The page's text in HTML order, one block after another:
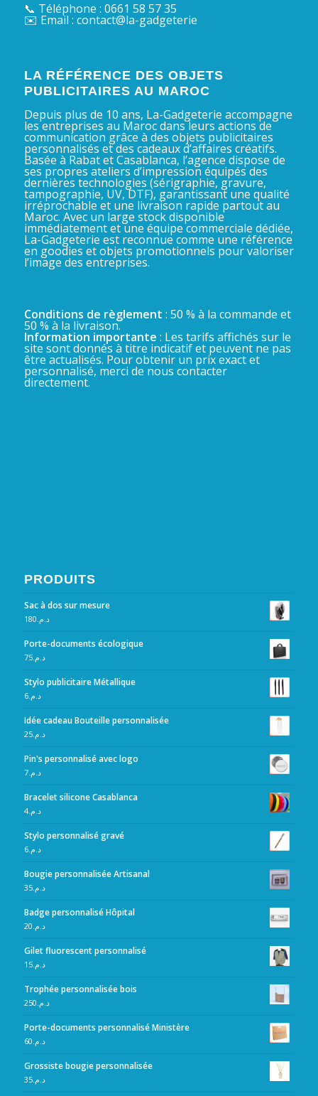
📞 Téléphone : 0661 58 57 35
✉️ Email : contact@la-gadgeterie
LA RÉFÉRENCE DES OBJETS
PUBLICITAIRES AU MAROC
Depuis plus de 10 ans, La-Gadgeterie accompagne
les entreprises au Maroc dans leurs actions de
communication grâce à des objets publicitaires
personnalisés et des cadeaux d’affaires créatifs.
Basée à Rabat et Casablanca, l’agence dispose de
ses propres ateliers d’impression équipés des
dernières technologies (sérigraphie, gravure,
tampographie, UV, DTF), garantissant une qualité
irréprochable et une livraison rapide partout au
Maroc. Avec un large stock disponible
immédiatement et une équipe commerciale dédiée,
La-Gadgeterie est reconnue comme une référence
en goodies et objets promotionnels pour valoriser
l’image des entreprises.
Conditions de règlement : 50 % à la commande et
50 % à la livraison.
Information importante : Les tarifs affichés sur le
site sont donnés à titre indicatif et peuvent ne pas
être actualisés. Pour obtenir un prix exact et
personnalisé, merci de nous contacter
directement.
PRODUITS
Sac à dos sur mesure
د.م.180
Porte-documents écologique
د.م.75
Stylo publicitaire Métallique
د.م.6
Idée cadeau Bouteille personnalisée
د.م.25
Pin's personnalisé avec logo
د.م.7
Bracelet silicone Casablanca
د.م.4
Stylo personnalisé gravé
د.م.6
Bougie personnalisée Artisanal
د.م.35
Badge personnalisé Hôpital
د.م.20
Gilet fluorescent personnalisé
د.م.15
Trophée personnalisée bois
د.م.250
Porte-documents personnalisé Ministère
د.م.60
Grossiste bougie personnalisée
د.م.35